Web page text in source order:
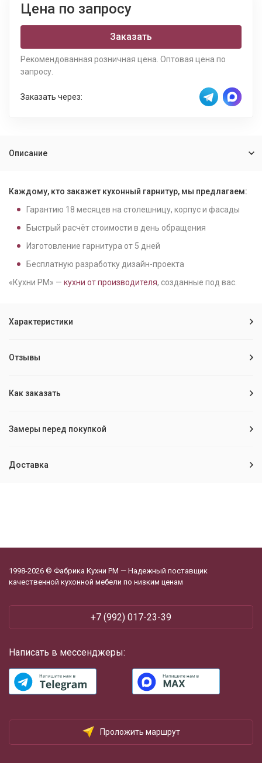
Цена по запросу
Заказать
Рекомендованная розничная цена. Оптовая цена по
запросу.
Заказать через:
Описание
Каждому, кто закажет кухонный гарнитур, мы предлагаем:
Гарантию 18 месяцев на столешницу, корпус и фасады
Быстрый расчёт стоимости в день обращения
Изготовление гарнитура от 5 дней
Бесплатную разработку дизайн-проекта
«Кухни РМ» — кухни от производителя, созданные под вас.
Характеристики
Отзывы
Как заказать
Замеры перед покупкой
Доставка
1998-2026 © Фабрика Кухни РМ — Надежный поставщик
качественной кухонной мебели по низким ценам
+7 (992) 017-23-39
Написать в мессенджеры:
Проложить маршрут